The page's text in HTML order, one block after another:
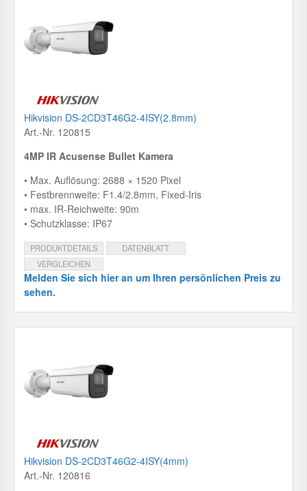
Hikvision DS-2CD3T46G2-4ISY(2.8mm)
Art.-Nr. 120815
4MP IR Acusense Bullet Kamera
• Max. Auflösung: 2688 × 1520 Pixel
• Festbrennweite: F1.4/2.8mm, Fixed-Iris
• max. IR-Reichweite: 90m
• Schutzklasse: IP67
PRODUKTDETAILS
DATENBLATT
VERGLEICHEN
Melden Sie sich hier an um Ihren persönlichen Preis zu
sehen.
Hikvision DS-2CD3T46G2-4ISY(4mm)
Art.-Nr. 120816